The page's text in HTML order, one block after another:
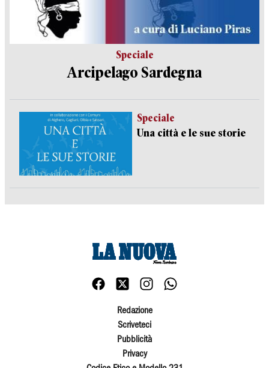
Speciale
Arcipelago Sardegna
Speciale
Una città e le sue storie
Redazione
Scriveteci
Pubblicità
Privacy